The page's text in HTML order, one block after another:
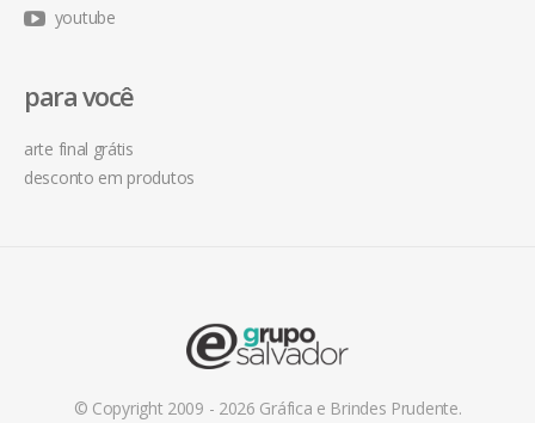
youtube
para você
arte final grátis
desconto em produtos
© Copyright 2009 - 2026 Gráfica e Brindes Prudente.